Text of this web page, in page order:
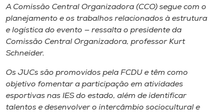
A Comissão Central Organizadora (CCO) segue com o
planejamento e os trabalhos relacionados à estrutura
e logística do evento — ressalta o presidente da
Comissão Central Organizadora, professor Kurt
Schneider.
Os JUCs são promovidos pela FCDU e têm como
objetivo fomentar a participação em atividades
esportivas nas IES do estado, além de identificar
talentos e desenvolver o intercâmbio sociocultural e